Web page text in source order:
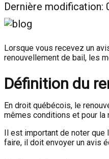
Dernière modification:
Lorsque vous recevez un
renouvellement de bail, les
Définition du
En droit québécois, le
mêmes conditions et pour la
Il est important de noter que
faire, il doit envoyer un avis